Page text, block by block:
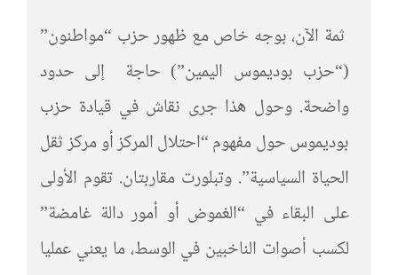
ثمة الآن، بوجه خاص مع ظهور حزب “مواطنون”
(“حزب بوديموس اليمين”) حاجة إلى حدود
واضحة. وحول هذا جرى نقاش في قيادة حزب
بوديموس حول مفهوم “احتلال المركز أو مركز ثقل
الحياة السياسية”. وتبلورت مقاربتان. تقوم الأولى
على البقاء في “الغموض أو أمور دالة غامضة”
لكسب أصوات الناخبين في الوسط، ما يعني عمليا